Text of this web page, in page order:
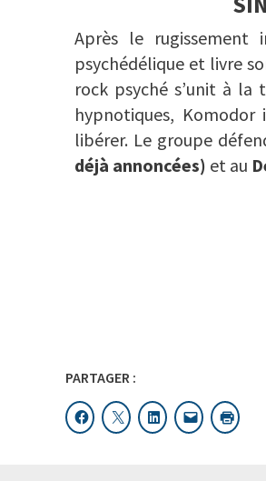
Après le rugissement
psychédélique et livre
rock psyché s’unit à la
hypnotiques, Komodor
libérer. Le groupe
déjà annoncées) et au
PARTAGER :